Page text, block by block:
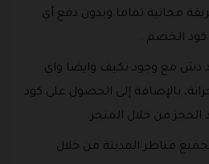
مجانية تماما وبدون دفع أي
الخصم .
دش مع وجود تكيف وايضا واي
بالإضافة إلى الحصول على كود
مناظر المدينة من خلال